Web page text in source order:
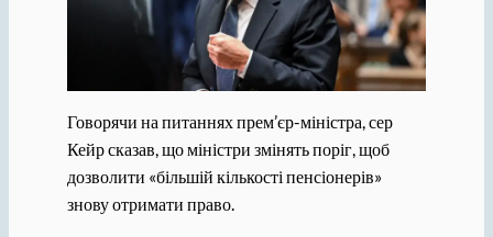
Говорячи на питаннях прем’єр-міністра, сер
Кейр сказав, що міністри змінять поріг, щоб
дозволити «більшій кількості пенсіонерів»
знову отримати право.